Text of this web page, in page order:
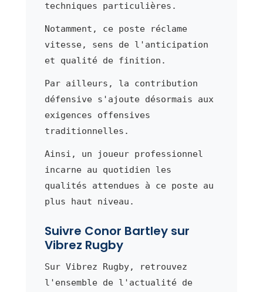
techniques particulières.
Notamment, ce poste réclame
vitesse, sens de l'anticipation
et qualité de finition.
Par ailleurs, la contribution
défensive s'ajoute désormais aux
exigences offensives
traditionnelles.
Ainsi, un joueur professionnel
incarne au quotidien les
qualités attendues à ce poste au
plus haut niveau.
Suivre Conor Bartley sur
Vibrez Rugby
Sur Vibrez Rugby, retrouvez
l'ensemble de l'actualité de